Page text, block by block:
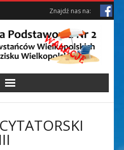
Znajdź nas na: